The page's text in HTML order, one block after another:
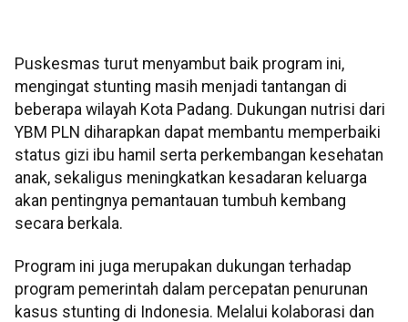
Puskesmas turut menyambut baik program ini,
mengingat stunting masih menjadi tantangan di
beberapa wilayah Kota Padang. Dukungan nutrisi dari
YBM PLN diharapkan dapat membantu memperbaiki
status gizi ibu hamil serta perkembangan kesehatan
anak, sekaligus meningkatkan kesadaran keluarga
akan pentingnya pemantauan tumbuh kembang
secara berkala.
Program ini juga merupakan dukungan terhadap
program pemerintah dalam percepatan penurunan
kasus stunting di Indonesia. Melalui kolaborasi dan